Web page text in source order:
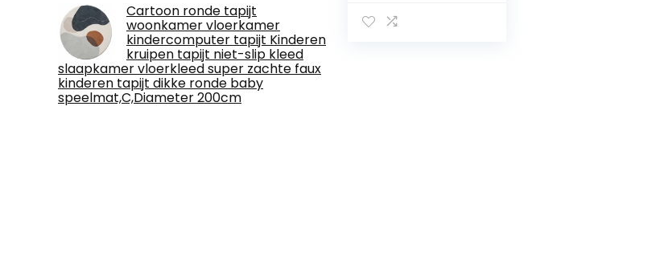
Cartoon ronde tapijt
woonkamer vloerkamer
kindercomputer tapijt Kinderen
kruipen tapijt niet-slip kleed
slaapkamer vloerkleed super zachte faux
kinderen tapijt dikke ronde baby
speelmat,C,Diameter 200cm
slaapkamer